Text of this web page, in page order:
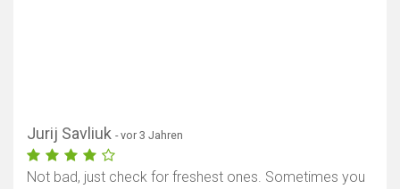
Jurij Savliuk - vor 3 Jahren
Not bad, just check for freshest ones. Sometimes you